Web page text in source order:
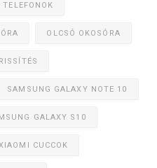
TELEFONOK
OLCSÓ OKOSÓRA
SAMSUNG GALAXY NOTE 10
GALAXY S10
CUCCOK